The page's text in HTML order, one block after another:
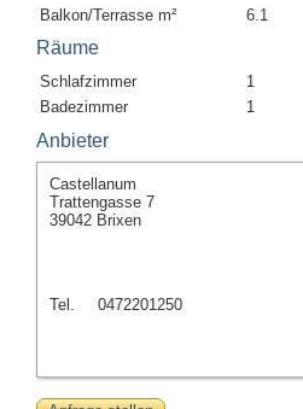
Balkon/Terrasse m²
6.1
Räume
Schlafzimmer
1
Badezimmer
1
Anbieter
Castellanum
Trattengasse 7
39042 Brixen
Tel. 0472201250